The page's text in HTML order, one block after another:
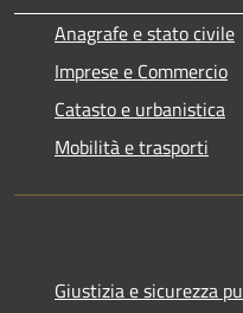
Anagrafe e stato civile
Imprese e Commercio
Catasto e urbanistica
Mobilità e trasporti
Giustizia e sicurezza